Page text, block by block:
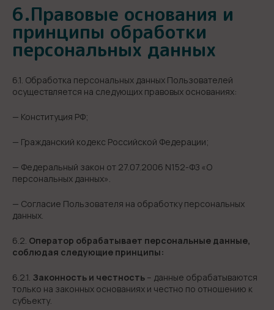
6.Правовые основания и
принципы обработки
персональных данных
6.1. Обработка персональных данных Пользователей
осуществляется на следующих правовых основаниях:
— Конституция РФ;
— Гражданский кодекс Российской Федерации;
— Федеральный закон от 27.07.2006 N152-ФЗ «О
персональных данных».
— Согласие Пользователя на обработку персональных
данных.
6.2. Оператор обрабатывает персональные данные,
соблюдая следующие принципы:
6.2.1. Законность и честность – данные обрабатываются
только на законных основаниях и честно по отношению к
субъекту.